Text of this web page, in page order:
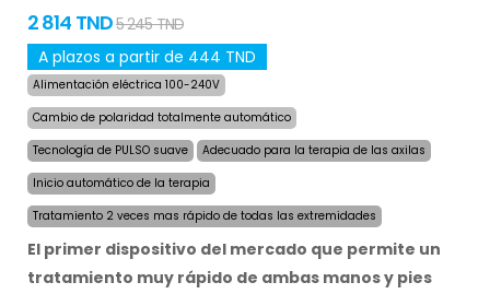
2 814 TND5 245 TND
A plazos a partir de 444 TND
Alimentación eléctrica 100-240V
Cambio de polaridad totalmente automático
Tecnología de PULSO suave
Adecuado para la terapia de las axilas
Inicio automático de la terapia
Tratamiento 2 veces mas rápido de todas las extremidades
El primer dispositivo del mercado que permite un
tratamiento muy rápido de ambas manos y pies